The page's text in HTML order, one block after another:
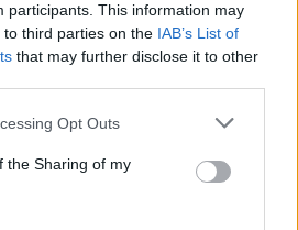
participants. This information may
third parties on the IAB’s List of
that may further disclose it to other
Opt Outs
the Sharing of my
το Αρχαίο Θέατρο Επιδαύρου άνοιξε τις